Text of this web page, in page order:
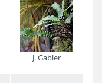
J. Gabler